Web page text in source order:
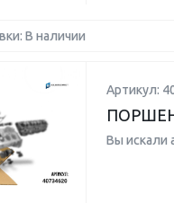
В наличии
Артикул:
Вы искали